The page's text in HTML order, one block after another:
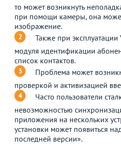
то может возникнуть
при помощи камеры, она
изображение.
Также при
модуля идентификации
список контактов.
Проблема может
проверкой и активизацией
Часто пользователи
невозможностью
приложения на нескольких
установки может появиться
последней версии».